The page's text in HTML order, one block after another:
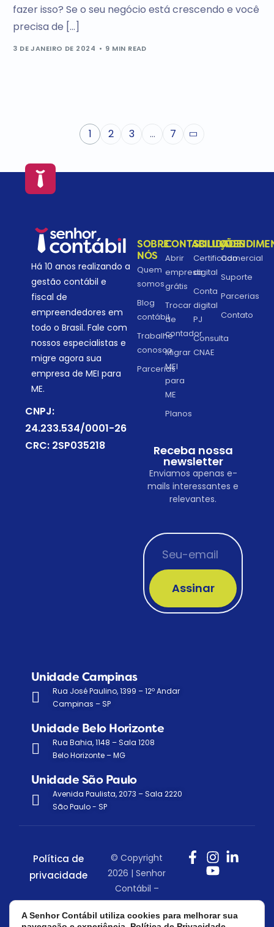
fazer isso? Se o seu negócio está crescendo e você
precisa de […]
3 DE JANEIRO DE 2024 9 MIN READ
1 2 3 … 7
Há 10 anos realizando a
gestão contábil e
fiscal de
empreendedores em
todo o Brasil. Fale com
nossos especialistas e
migre agora sua
empresa de MEI para
ME.
CNPJ:
24.233.534/0001-26
CRC: 2SP035218
SOBRE
NÓS
Quem
somos
Blog
contábil
Trabalhe
conosco
Parcerias
CONTABILIDADE
Abrir
empresa
grátis
Trocar
de
contador
Migrar
MEI
para
ME
Planos
SOLUÇÕES
Certificado
digital
Conta
digital
PJ
Consulta
CNAE
Comercial
Suporte
Parcerias
Contato
Receba nossa
newsletter
Enviamos apenas e-
mails interessantes e
relevantes.
Assinar
Unidade Campinas
Rua José Paulino, 1399 – 12º Andar
Campinas – SP
Unidade Belo Horizonte
Rua Bahia, 1148 – Sala 1208
Belo Horizonte – MG
Unidade São Paulo
Avenida Paulista, 2073 – Sala 2220
São Paulo - SP
Política de
privacidade
© Copyright
2026 | Senhor
Contábil –
Todos os
direitos
A Senhor Contábil utiliza cookies para melhorar sua